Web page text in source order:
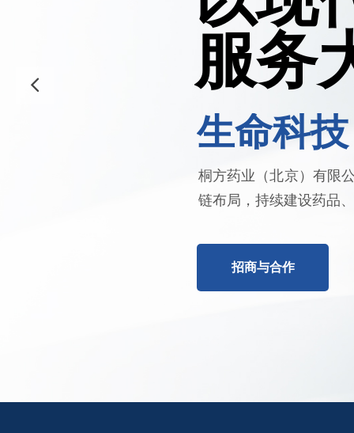
服务
生命科
桐方药业（北京）有限
链布局，持续建设药品
招商与合作